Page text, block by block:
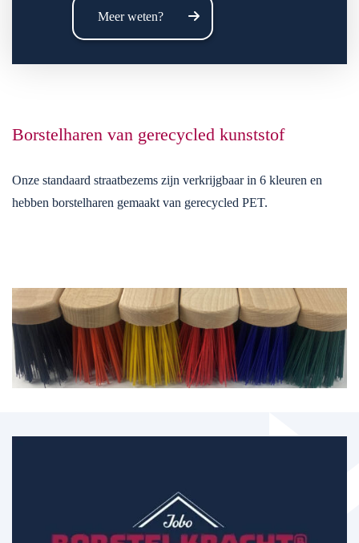
Meer weten?
Borstelharen van gerecycled kunststof
Onze standaard straatbezems zijn verkrijgbaar in 6 kleuren en
hebben borstelharen gemaakt van gerecycled PET.